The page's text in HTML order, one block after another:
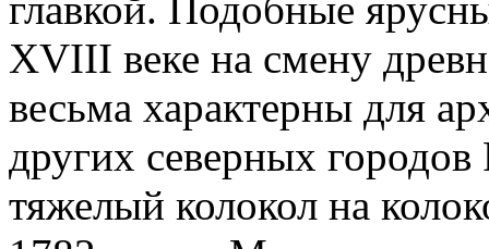
XVIII веке на смену
весьма характерны для
других северных
тяжелый колокол на